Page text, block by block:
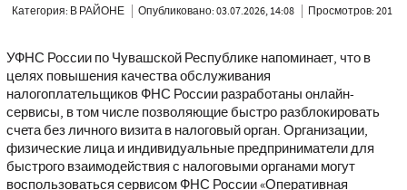
Категория: В РАЙОНЕ Опубликовано: 03.07.2026, 14:08 Просмотров: 201
УФНС России по Чувашской Республике напоминает, что в
целях повышения качества обслуживания
налогоплательщиков ФНС России разработаны онлайн-
сервисы, в том числе позволяющие быстро разблокировать
счета без личного визита в налоговый орган. Организации,
физические лица и индивидуальные предприниматели для
быстрого взаимодействия с налоговыми органами могут
воспользоваться сервисом ФНС России «Оперативная